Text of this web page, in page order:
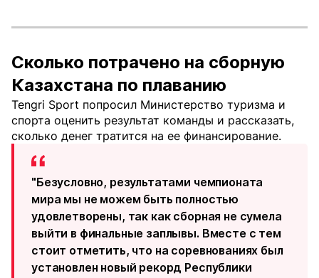
Сколько потрачено на сборную
Казахстана по плаванию
Tengri Sport попросил Министерство туризма и
спорта оценить результат команды и рассказать,
сколько денег тратится на ее финансирование.
"Безусловно, результатами чемпионата
мира мы не можем быть полностью
удовлетворены, так как сборная не сумела
выйти в финальные заплывы. Вместе с тем
стоит отметить, что на соревнованиях был
установлен новый рекорд Республики